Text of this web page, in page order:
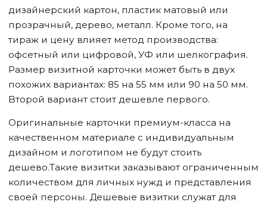
дизайнерский картон, пластик матовый или
прозрачный, дерево, металл. Кроме того, на
тираж и цену влияет метод производства:
офсетный или цифровой, УФ или шелкография.
Размер визитной карточки может быть в двух
похожих вариантах: 85 на 55 мм или 90 на 50 мм.
Второй вариант стоит дешевле первого.
Оригинальные карточки премиум-класса на
качественном материале с индивидуальным
дизайном и логотипом не будут стоить
дешево.Такие визитки заказывают ограниченным
количеством для личных нужд и представления
своей персоны. Дешевые визитки служат для